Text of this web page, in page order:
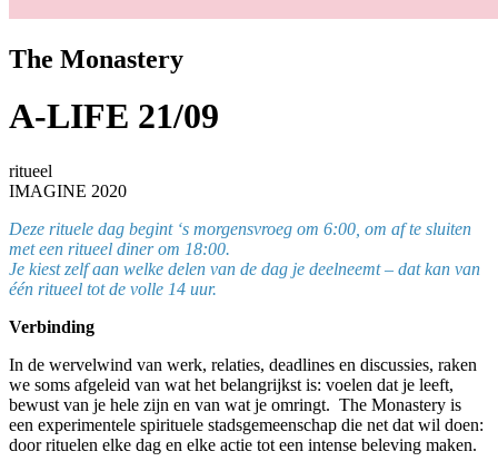
The Monastery
A-LIFE 21/09
ritueel
IMAGINE 2020
Deze rituele dag begint ‘s morgensvroeg om 6:00, om af te sluiten
met een ritueel diner om 18:00.
Je kiest zelf aan welke delen van de dag je deelneemt – dat kan van
één ritueel tot de volle 14 uur.
Verbinding
In de wervelwind van werk, relaties, deadlines en discussies, raken
we soms afgeleid van wat het belangrijkst is: voelen dat je leeft,
bewust van je hele zijn en van wat je omringt. The Monastery is
een experimentele spirituele stadsgemeenschap die net dat wil doen:
door rituelen elke dag en elke actie tot een intense beleving maken.